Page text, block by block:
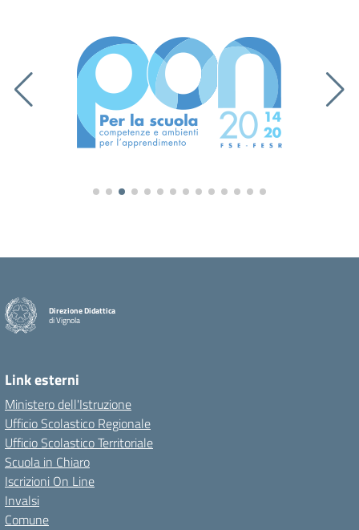
Direzione Didattica
di Vignola
Link esterni
Ministero dell'Istruzione
Ufficio Scolastico Regionale
Ufficio Scolastico Territoriale
Scuola in Chiaro
Iscrizioni On Line
Invalsi
Comune